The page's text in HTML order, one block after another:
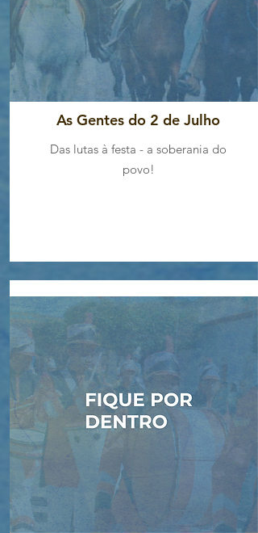
Venha assistir o desfile das
histórias e memórias do 2 de
julho em Caetité!
As Gentes do 2 de Julho
Das lutas à festa - a soberania do
povo!